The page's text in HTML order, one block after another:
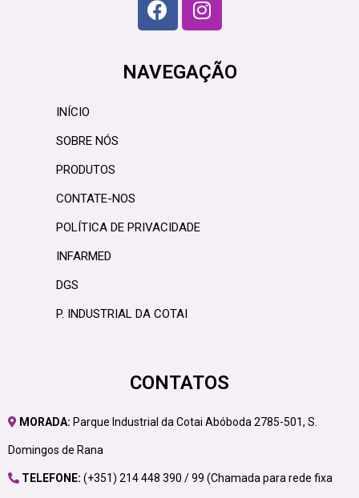
NAVEGAÇÃO
INÍCIO
SOBRE NÓS
PRODUTOS
CONTATE-NOS
POLÍTICA DE PRIVACIDADE
INFARMED
DGS
P. INDUSTRIAL DA COTAI
CONTATOS
MORADA: Parque Industrial da Cotai Abóboda 2785-501, S.
Domingos de Rana
TELEFONE: (+351) 214 448 390 / 99 (Chamada para rede fixa